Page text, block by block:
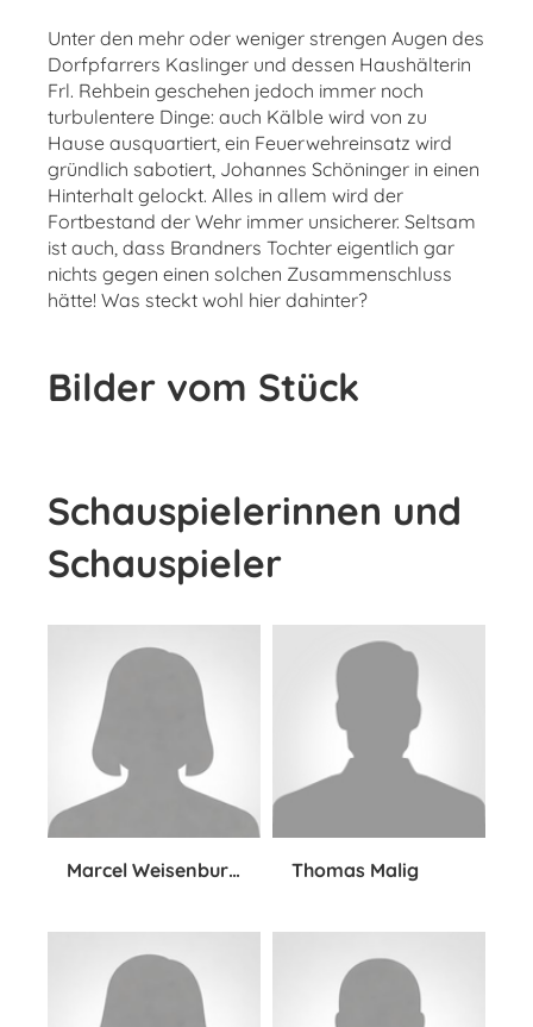
Unter den mehr oder weniger strengen Augen des
Dorfpfarrers Kaslinger und dessen Haushälterin
Frl. Rehbein geschehen jedoch immer noch
turbulentere Dinge: auch Kälble wird von zu
Hause ausquartiert, ein Feuerwehreinsatz wird
gründlich sabotiert, Johannes Schöninger in einen
Hinterhalt gelockt. Alles in allem wird der
Fortbestand der Wehr immer unsicherer. Seltsam
ist auch, dass Brandners Tochter eigentlich gar
nichts gegen einen solchen Zusammenschluss
hätte! Was steckt wohl hier dahinter?
Bilder vom Stück
Schauspielerinnen und
Schauspieler
Marcel Weisenburger Thomas Malig